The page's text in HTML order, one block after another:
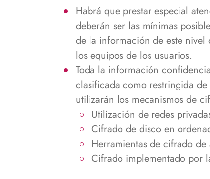
Habrá que prestar especial
deberán ser las mínimas
de la información de este nivel
los equipos de los usuarios.
Toda la información
clasificada como restringida
utilizarán los mecanismos de
Utilización de redes
Cifrado de disco en
Herramientas de cifrado
Cifrado implementado por